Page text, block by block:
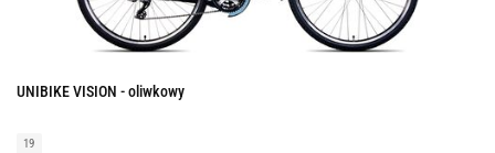
UNIBIKE VISION - oliwkowy
19